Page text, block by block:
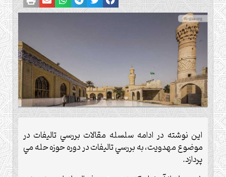
اين نوشته در ادامه سلسله مقالات بررسي تاليفات در
موضوع مهدويت، به بررسي تاليفات در دوره حوزه حله مي
پردازد.